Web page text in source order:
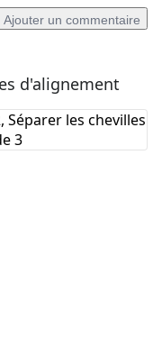
Ajouter un commentaire
d'alignement